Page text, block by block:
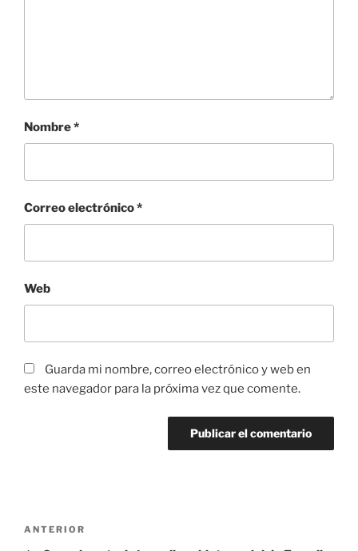
Nombre*
Correo electrónico*
Web
Guarda mi nombre, correo electrónico y web en
este navegador para la próxima vez que comente.
Entrada
ANTERIOR